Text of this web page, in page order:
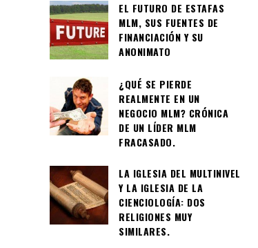
EL FUTURO DE ESTAFAS
MLM, SUS FUENTES DE
FINANCIACIÓN Y SU
ANONIMATO
¿QUÉ SE PIERDE
REALMENTE EN UN
NEGOCIO MLM? CRÓNICA
DE UN LÍDER MLM
FRACASADO.
LA IGLESIA DEL MULTINIVEL
Y LA IGLESIA DE LA
CIENCIOLOGÍA: DOS
RELIGIONES MUY
SIMILARES.